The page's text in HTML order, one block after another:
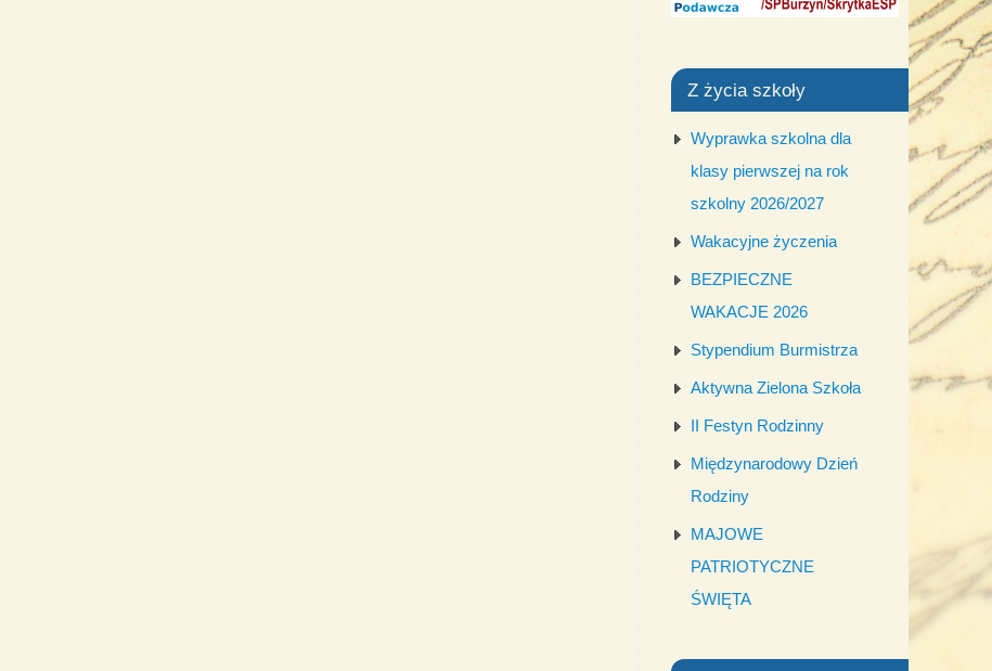
Z życia szkoły
Wyprawka szkolna dla
klasy pierwszej na rok
szkolny 2026/2027
Wakacyjne życzenia
BEZPIECZNE
WAKACJE 2026
Stypendium Burmistrza
Aktywna Zielona Szkoła
II Festyn Rodzinny
Międzynarodowy Dzień
Rodziny
MAJOWE
PATRIOTYCZNE
ŚWIĘTA